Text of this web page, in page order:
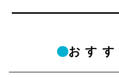
おす